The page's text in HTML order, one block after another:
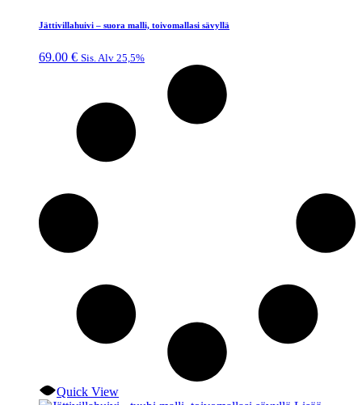
Jättivillahuivi – suora malli, toivomallasi sävyllä
69.00 € Sis. Alv 25,5%
Quick View